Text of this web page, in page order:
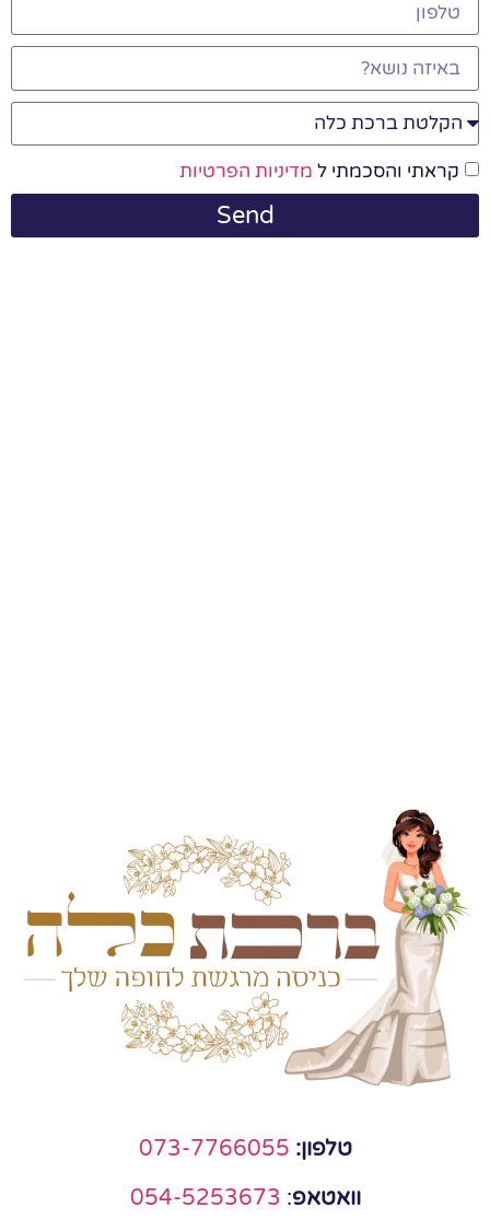
קראתי והסכמתי ל מדיניות הפרטיות
Send
טלפון: 073-7766055
וואטאפ:
054-5253673